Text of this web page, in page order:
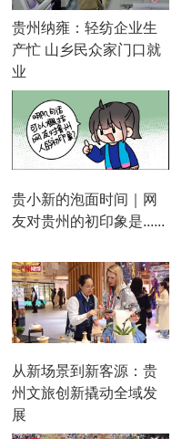
贵州纳雍：轻纺企业生
产忙 山乡民众家门口就
业
贵小新的泡面时间｜网
友对贵州的初印象是......
从新场景到新客源：贵
州文旅创新撬动全域发
展